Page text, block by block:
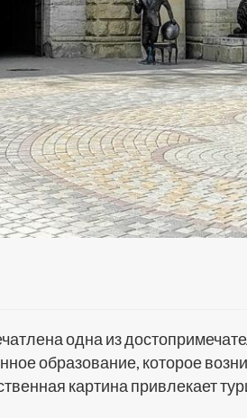
одна из
образование, которое
картина привлекает